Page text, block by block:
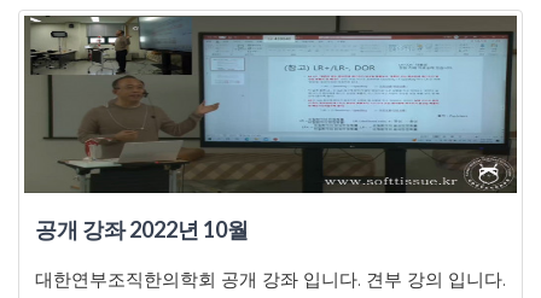
공개 강좌 2022년 10월
대한연부조직한의학회 공개 강좌 입니다. 견부 강의 입니다.